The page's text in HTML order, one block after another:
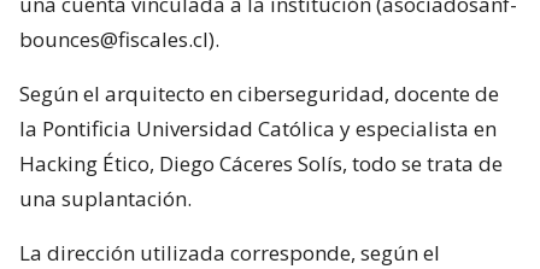
bounces@fiscales.cl).
Según el arquitecto en ciberseguridad, docente de
la Pontificia Universidad Católica y especialista en
Hacking Ético, Diego Cáceres Solís, todo se trata de
una suplantación.
La dirección utilizada corresponde, según el